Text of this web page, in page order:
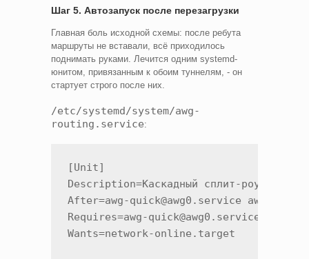
Шаг 5. Автозапуск после перезагрузки
Главная боль исходной схемы: после ребута
маршруты не вставали, всё приходилось
поднимать руками. Лечится одним systemd-
юнитом, привязанным к обоим туннелям, - он
стартует строго после них.
/etc/systemd/system/awg-
routing.service:
[Unit]
Description=Каскадный сплит-роутинг
After=awg-quick@awg0.service awg-
Requires=awg-quick@awg0.service awg-
Wants=network-online.target